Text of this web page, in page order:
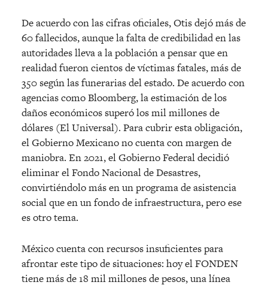
De acuerdo con las cifras oficiales, Otis dejó más de
60 fallecidos, aunque la falta de credibilidad en las
autoridades lleva a la población a pensar que en
realidad fueron cientos de víctimas fatales, más de
350 según las funerarias del estado. De acuerdo con
agencias como Bloomberg, la estimación de los
daños económicos superó los mil millones de
dólares (El Universal). Para cubrir esta obligación,
el Gobierno Mexicano no cuenta con margen de
maniobra. En 2021, el Gobierno Federal decidió
eliminar el Fondo Nacional de Desastres,
convirtiéndolo más en un programa de asistencia
social que en un fondo de infraestructura, pero ese
es otro tema.
México cuenta con recursos insuficientes para
afrontar este tipo de situaciones: hoy el FONDEN
tiene más de 18 mil millones de pesos, una línea